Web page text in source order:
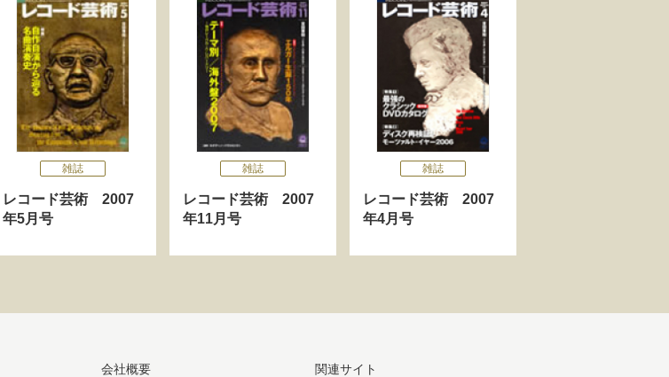
雑誌
レコード芸術 2007
年5月号
雑誌
レコード芸術 2007
年11月号
雑誌
レコード芸術 2007
年4月号
会社概要
関連サイト